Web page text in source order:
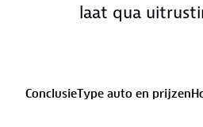
laat qua
ConclusieType auto en prijzen